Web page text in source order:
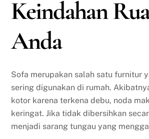
Keindahan
Anda
Sofa merupakan salah satu furnitur
sering digunakan di rumah.
kotor karena terkena debu, noda
keringat. Jika tidak dibersihkan
menjadi sarang tungau yang